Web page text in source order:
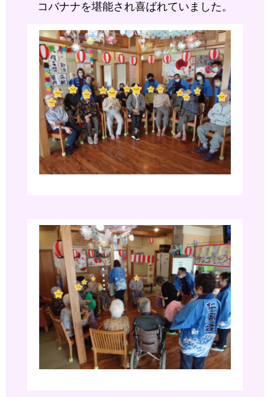
コバナナを堪能され喜ばれていました。